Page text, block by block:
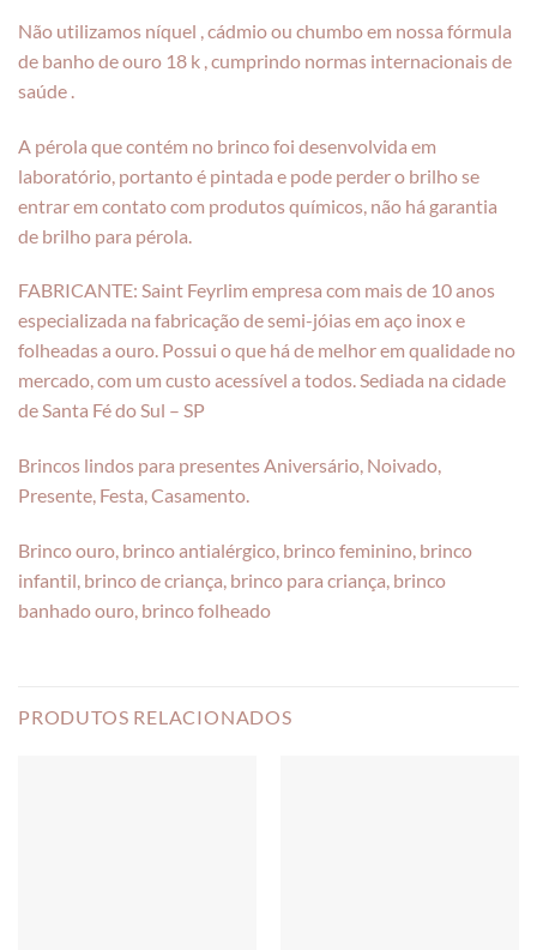
Não utilizamos níquel , cádmio ou chumbo em nossa fórmula
de banho de ouro 18 k , cumprindo normas internacionais de
saúde .
A pérola que contém no brinco foi desenvolvida em
laboratório, portanto é pintada e pode perder o brilho se
entrar em contato com produtos químicos, não há garantia
de brilho para pérola.
FABRICANTE: Saint Feyrlim empresa com mais de 10 anos
especializada na fabricação de semi-jóias em aço inox e
folheadas a ouro. Possui o que há de melhor em qualidade no
mercado, com um custo acessível a todos. Sediada na cidade
de Santa Fé do Sul – SP
Brincos lindos para presentes Aniversário, Noivado,
Presente, Festa, Casamento.
Brinco ouro, brinco antialérgico, brinco feminino, brinco
infantil, brinco de criança, brinco para criança, brinco
banhado ouro, brinco folheado
PRODUTOS RELACIONADOS